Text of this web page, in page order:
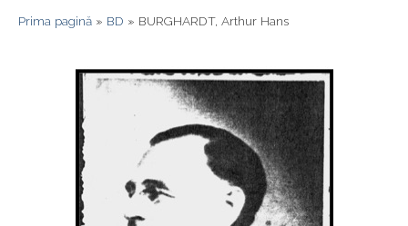
Prima pagină » BD » BURGHARDT, Arthur Hans